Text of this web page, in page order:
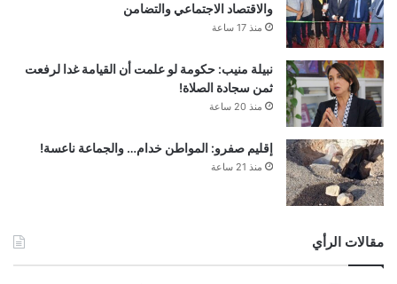
والاقتصاد الاجتماعي والتضامن
منذ 17 ساعة
نبيلة منيب: حكومة لو علمت أن القيامة غدا لرفعت
ثمن سجادة الصلاة!
منذ 20 ساعة
إقليم صفرو: المواطن خدام… والجماعة ناعسة!
منذ 21 ساعة
مقالات الرأي